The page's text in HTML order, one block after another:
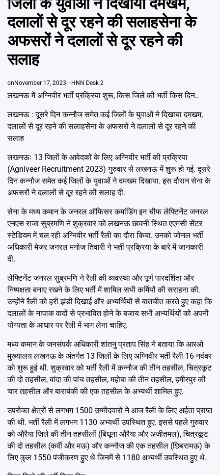
दलालों से दूर रहने की सलाहसेना के
अफसरों ने दलालों से दूर रहने की
सलाह
on November 17, 2023 HNN Desk 2
लखनऊ में अग्निवीर भर्ती प्रक्रिया शुरू, किस जिले की भर्ती किस दिन..
लखनऊ : दूसरे दिन कन्नौज समेत कई जिलों के युवाओं ने दिखाया दमखम,
दलालों से दूर रहने की सलाहसेना के अफसरों ने दलालों से दूर रहने की
सलाह
लखनऊः 13 जिलों के आवेदकों के लिए अग्निवीर भर्ती की प्रक्रिया
(Agniveer Recruitment 2023) गुरुवार से लखनऊ में शुरू हो गई. दूसरे
दिन कन्नौज समेत कई जिलों के युवाओं ने दमखम दिखाया. इस दौरान सेना के
अफसरों ने दलालों से दूर रहने की सलाह दी.
सेना के मध्य कमान के जनरल ऑफिसर कमांडिंग इन चीफ लेफ्टिनेंट जनरल
एनएस राजा सुब्रमणि ने शुक्रवार को लखनऊ छावनी स्थित एएमसी सेंटर
स्टेडियम में चल रही अग्निवीर भर्ती रैली का दौरा किया. उनको जोनल भर्ती
अधिकारी मेजर जनरल मनोज तिवारी ने भर्ती प्रक्रिया के बारे में जानकारी
दी.
लेफ्टिनेंट जनरल सुब्रमणि ने रैली की व्यवस्था और पूर्ण पारदर्शिता और
निष्पक्षता बनाए रखने के लिए भर्ती में शामिल सभी कर्मियों की सराहना की.
उन्होंने रैली को हरी झंडी दिखाई और अभ्यर्थियों से बातचीत करते हुए कहा कि
दलालों के नापाक वादों से प्रभावित होने के बजाय सभी अभ्यर्थियों को अपनी
योग्यता के आधार पर रैली में भाग लेना चाहिए.
मध्य कमान के जनसंपर्क अधिकारी शांतनु प्रताप सिंह ने बताया कि आरओ
मुख्यालय लखनऊ के अंतर्गत 13 जिलों के लिए अग्निवीर भर्ती रैली 16 नवंबर
को शुरू हुई थी. शुक्रवार को भर्ती रैली में कन्नौज की तीन तहसील, चित्रकूट
की दो तहसील, बांदा की पांच तहसील, महोबा की तीन तहसील, हमीरपुर की
चार तहसील और बाराबंकी की एक तहसील के अभ्यर्थी शामिल हुए.
उपरोक्त क्षेत्रों से लगभग 1500 उम्मीदवारों ने आज रैली के लिए अर्हता प्राप्त
की थी. भर्ती रैली में लगभग 1130 अभ्यर्थी उपस्थित हुए. इससे पहले गुरुवार
को औरैया जिले की तीन तहसीलों (बिधूना औरैया और अजीतमल), चित्रकूट
की दो तहसील (कर्वी और मऊ) और कन्नौज की एक तहसील (छिबरामऊ) के
लिए कुल 1550 पंजीकरण हुए थे जिनमें से 1180 अभ्यर्थी उपस्थित हुए थे.